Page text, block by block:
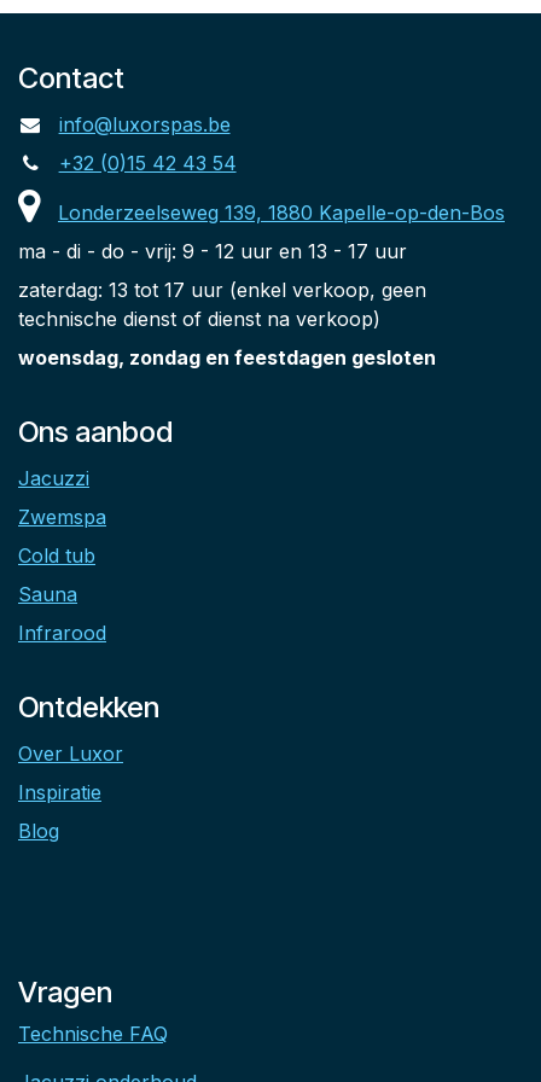
Oplaadtijd: 4 uur
Contact
info@luxorspas.be
+32 (0)15 42 43 54
Londerzeelseweg 139, 1880 Kapelle-op-den-Bos
ma - di - do - vrij: 9 - 12 uur en 13 - 17 uur
zaterdag: 13 tot 17 uur (enkel verkoop, geen
technische dienst of dienst na verkoop)
woensdag, zondag en feestdagen gesloten
Ons aanbod
Jacuzzi
Zwemspa
Cold tub
Sauna
Infrarood
Ontdekken
Over Luxor
Inspiratie
Blog
Vragen
Technische FAQ